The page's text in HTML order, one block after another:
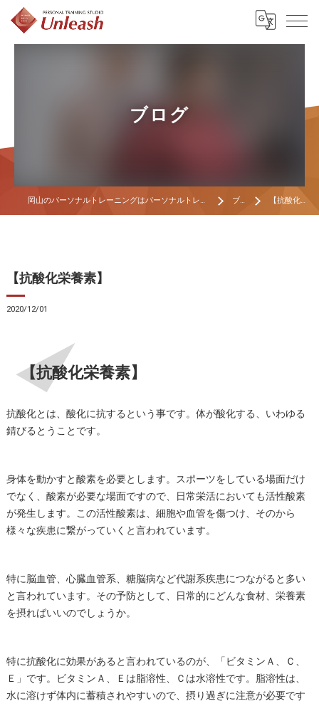
ブログ
岡山のパーソナルトレーニングはパーソナルトレーニングスタジオ Unleash ブログ 【抗酸化栄養素】
【抗酸化栄養素】
2020/12/01
【抗酸化栄養素】
抗酸化とは、酸化に抗するという事です。体が酸化する、いわゆる
錆びるとうことです。
身体を動かすと酸素を必要とします。スポーツをしている場面だけ
でなく、酸素が必要な場面ですので、日常栄活においても活性酸素
が発生します。この活性酸素は、細胞や血管を傷つけ、そのから
様々な疾患に繋がっていくと言われています。
特に脳血管、心臓血管系、糖脳病など代謝系疾患につながると多い
と言われています。その予防として、日常的にどんな食材、栄養素
を摂ればいいのでしょうか。
特に抗酸化に効果があると言われているのが、「ビタミンＡ、Ｃ、
Ｅ」です。ビタミンＡ、Ｅは脂溶性、Ｃは水溶性です。脂溶性は、
水に溶けず体内に蓄積されやすいので、摂り過ぎに注意が必要です